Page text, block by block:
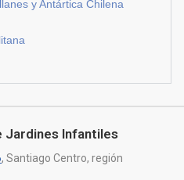
y Antártica Chilena
Jardines Infantiles
, Santiago Centro, región